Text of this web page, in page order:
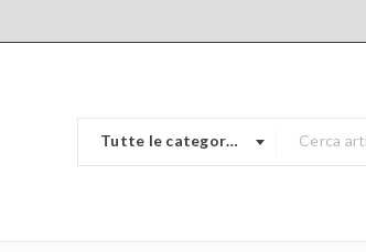
Tutte le categorie